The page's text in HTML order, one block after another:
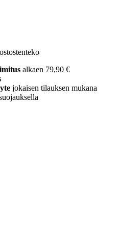
alkaen 79,90 €
jokaisen tilauksen mukana